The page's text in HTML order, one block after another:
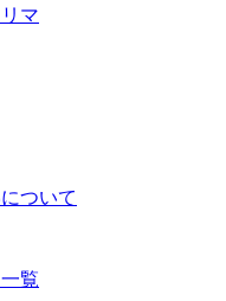
マ
ついて
覧